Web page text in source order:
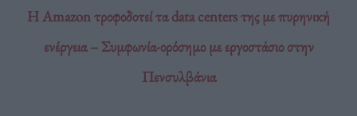
Η Amazon τροφοδοτεί τα data centers της με πυρηνική
ενέργεια – Συμφωνία-ορόσημο με εργοστάσιο στην
Πενσυλβάνια